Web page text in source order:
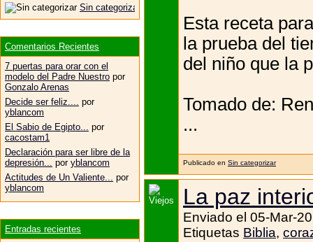
Esta receta
la prueba del
del niño que la
Tomado de:
...
Publicado en Sin categorizar
La paz
Enviado el 05-Mar-
Etiquetas Biblia,
Sin categorizar
Comentarios Recientes
7 puertas para orar con el
modelo del Padre Nuestro por
Gonzalo Arenas
Decide ser feliz....
por
yblancom
El Sabio de Egipto...
por
cacostam1
Declaración para ser libre de la
depresión...
por yblancom
Actitudes de Un Valiente...
por
yblancom
Entradas recientes